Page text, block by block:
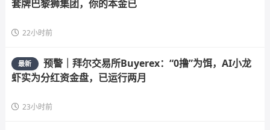
套牌巴黎狮集团，你的本金已
22小时前
最新
预警｜拜尔交易所Buyerex：“0撸”为饵，AI小龙
虾实为分红资金盘，已运行两月
23小时前